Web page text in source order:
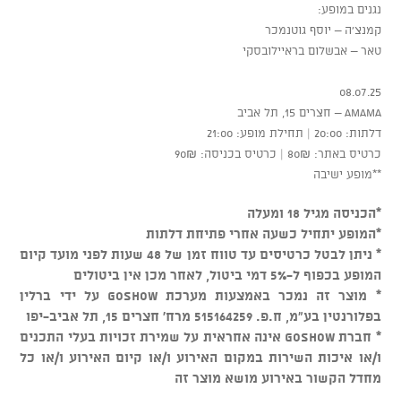
נגנים במופע:
קמנצ’ה – יוסף גוטנמכר
טאר – אבשלום בראיילובסקי
08.07.25
AMAMA – חצרים 15, תל אביב
דלתות: 20:00 | תחילת מופע: 21:00
כרטיס באתר: 80₪ | כרטיס בכניסה: 90₪
**מופע ישיבה
*הכניסה מגיל 18 ומעלה
*המופע יתחיל כשעה אחרי פתיחת דלתות
* ניתן לבטל כרטיסים עד טווח זמן של 48 שעות לפני מועד קיום
המופע בכפוף ל-5% דמי ביטול, לאחר מכן אין ביטולים
* מוצר זה נמכר באמצעות מערכת GOSHOW על ידי ברלין
בפלורנטין בע"מ, ח.פ. 515164259 מרח' חצרים 15, תל אביב-יפו
* חברת GOSHOW אינה אחראית על שמירת זכויות בעלי התכנים
ו/או איכות השירות במקום האירוע ו/או קיום האירוע ו/או כל
מחדל הקשור באירוע מושא מוצר זה